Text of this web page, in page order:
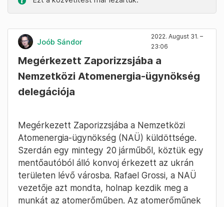
Joób Sándor
2022. August 31. –
23:06
Megérkezett Zaporizzsjába a
Nemzetközi Atomenergia-ügynökség
delegációja
Megérkezett Zaporizzsjába a Nemzetközi
Atomenergia-ügynökség (NAÜ) küldöttsége.
Szerdán egy mintegy 20 járműből, köztük egy
mentőautóból álló konvoj érkezett az ukrán
területen lévő városba. Rafael Grossi, a NAÜ
vezetője azt mondta, holnap kezdik meg a
munkát az atomerőműben. Az atomerőműnek